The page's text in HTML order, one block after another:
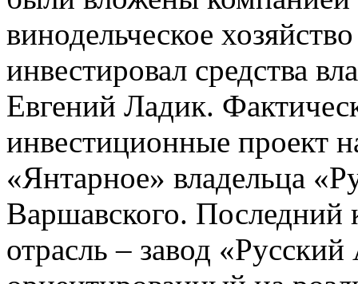
винодельческое
инвестировал средства
Евгений Ладик.
инвестиционные проект
«Янтарное» владельца
Варшавского.
отрасль – завод